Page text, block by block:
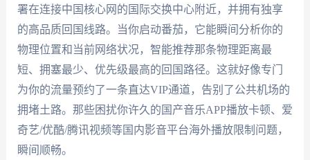
署在连接中国核心网的国际交换中心附近，并拥有独享
的高品质回国线路。当你启动番茄，它能瞬间分析你的
物理位置和当前网络状况，智能推荐那条物理距离最
短、拥塞最少、优先级最高的回国路径。这就好像专门
为你的流量预约了一条直达VIP通道，告别了公共机场的
拥堵土路。那些困扰你许久的国产音乐APP播放卡顿、爱
奇艺/优酷/腾讯视频等国内影音平台海外播放限制问题，
瞬间顺畅。